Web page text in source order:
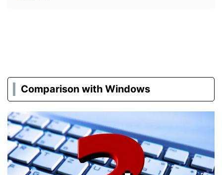
Comparison with Windows